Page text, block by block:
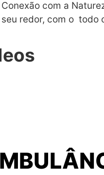
Conexão com a
seu redor, com o todo